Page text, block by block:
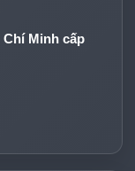
Chí Minh cấp